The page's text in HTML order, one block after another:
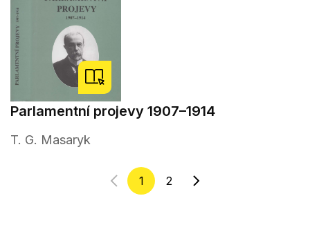
Parlamentní projevy 1907–1914
T. G. Masaryk
1 2